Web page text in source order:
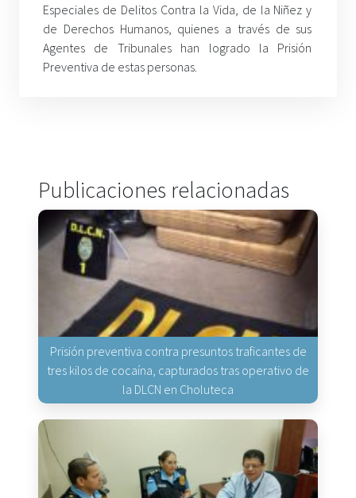
Especiales de Delitos Contra la Vida, de la Niñez y
de Derechos Humanos, quienes a través de sus
Agentes de Tribunales han logrado la Prisión
Preventiva de estas personas.
Publicaciones relacionadas
Prisión preventiva contra presuntos traficantes de
tres kilos de cocaína, capturados tras operativo de
la DLCN en Choluteca